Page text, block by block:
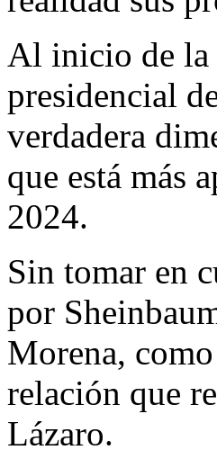
Al inicio de la
presidencial
verdadera
que está más
2024.
Sin tomar en
por
Morena,
relación que
Lázaro.